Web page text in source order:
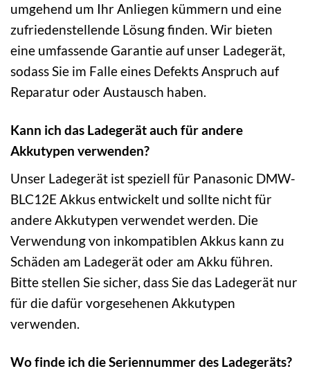
umgehend um Ihr Anliegen kümmern und eine
zufriedenstellende Lösung finden. Wir bieten
eine umfassende Garantie auf unser Ladegerät,
sodass Sie im Falle eines Defekts Anspruch auf
Reparatur oder Austausch haben.
Kann ich das Ladegerät auch für andere
Akkutypen verwenden?
Unser Ladegerät ist speziell für Panasonic DMW-
BLC12E Akkus entwickelt und sollte nicht für
andere Akkutypen verwendet werden. Die
Verwendung von inkompatiblen Akkus kann zu
Schäden am Ladegerät oder am Akku führen.
Bitte stellen Sie sicher, dass Sie das Ladegerät nur
für die dafür vorgesehenen Akkutypen
verwenden.
Wo finde ich die Seriennummer des Ladegeräts?